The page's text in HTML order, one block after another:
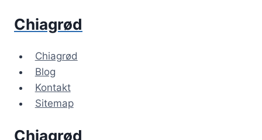
Chiagrød
Chiagrød
Blog
Kontakt
Sitemap
Chiagrød